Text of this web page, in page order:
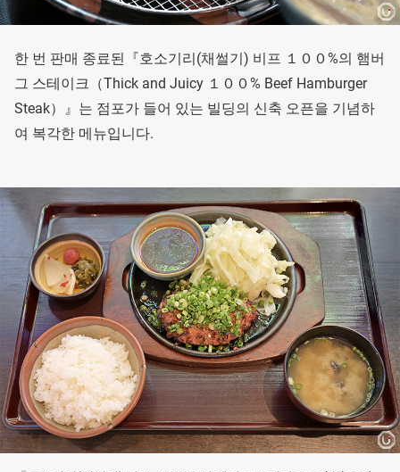
한 번 판매 종료된『호소기리(채썰기) 비프 １００%의 햄버
그 스테이크（Thick and Juicy １００% Beef Hamburger
Steak）』는 점포가 들어 있는 빌딩의 신축 오픈을 기념하
여 복각한 메뉴입니다.